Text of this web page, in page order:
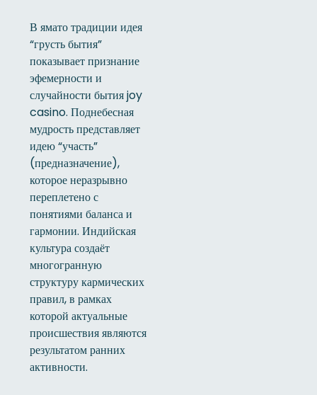
В ямато традиции идея
“грусть бытия”
показывает признание
эфемерности и
случайности бытия joy
casino. Поднебесная
мудрость представляет
идею “участь”
(предназначение),
которое неразрывно
переплетено с
понятиями баланса и
гармонии. Индийская
культура создаёт
многогранную
структуру кармических
правил, в рамках
которой актуальные
происшествия являются
результатом ранних
активности.